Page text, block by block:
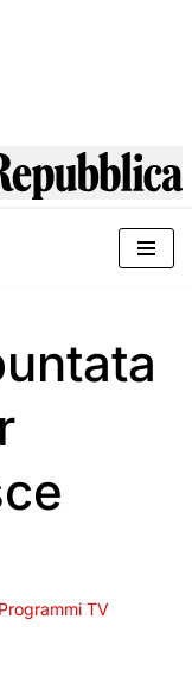
Programmi TV